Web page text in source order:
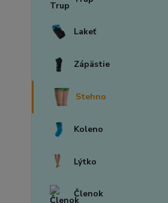
Lakeť
Zápästie
Stehno
Koleno
Lýtko
Členok